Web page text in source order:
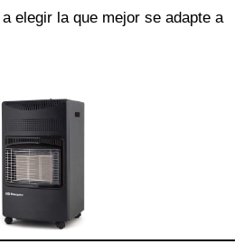
elegir la que mejor se adapte a